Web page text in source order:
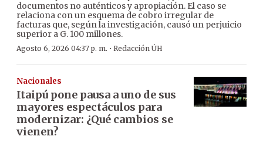
documentos no auténticos y apropiación. El caso se
relaciona con un esquema de cobro irregular de
facturas que, según la investigación, causó un perjuicio
superior a G. 100 millones.
Agosto 6, 2026 04:37 p. m. · Redacción ÚH
Nacionales
Itaipú pone pausa a uno de sus
mayores espectáculos para
modernizar: ¿Qué cambios se
vienen?